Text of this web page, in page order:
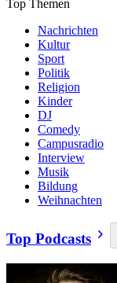
Top Themen
Nachrichten
Kultur
Sport
Politik
Religion
Kinder
DJ
Comedy
Campusradio
Interview
Musik
Bildung
Weihnachten
Top Podcasts